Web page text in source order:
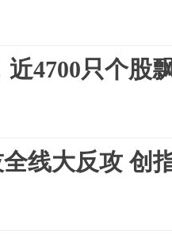
4700只个股
线大反攻 创